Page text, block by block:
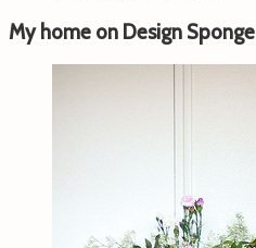
My home on Design Sponge